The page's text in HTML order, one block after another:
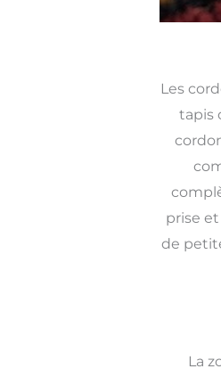
Les
tapis
prise
de
La